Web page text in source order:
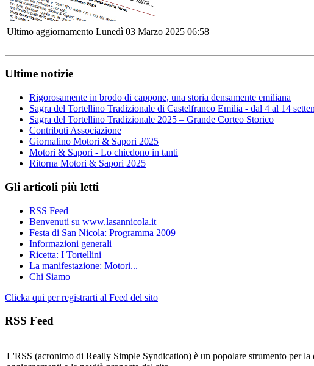
Ultimo aggiornamento Lunedì 03 Marzo 2025 06:58
Ultime notizie
Rigorosamente in brodo di cappone, una storia densamente emiliana
Sagra del Tortellino Tradizionale di Castelfranco Emilia - dal 4 al 14
Sagra del Tortellino Tradizionale 2025 – Grande Corteo Storico
Contributi Associazione
Giornalino Motori & Sapori 2025
Motori & Sapori - Lo chiedono in tanti
Ritorna Motori & Sapori 2025
Gli articoli più letti
RSS Feed
Benvenuti su www.lasannicola.it
Festa di San Nicola: Programma 2009
Informazioni generali
Ricetta: I Tortellini
La manifestazione: Motori...
Chi Siamo
Clicka qui per registrarti al Feed del sito
RSS Feed
L'RSS (acronimo di Really Simple Syndication) è un popolare strumento per